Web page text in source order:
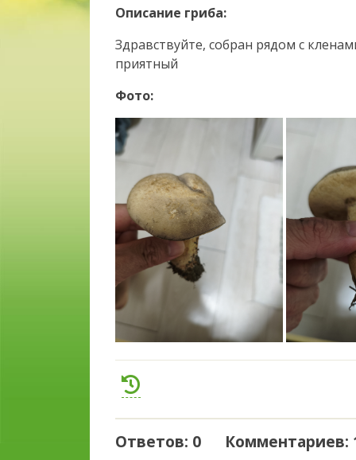
Описание гриба:
Здравствуйте, собран рядом с
приятный
Фото:
Ответов: 0 Комментариев: